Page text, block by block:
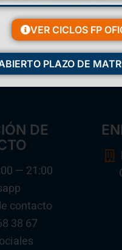
Abierta
tu plaza ahora!
DE
— 21:00
contacto
38 67
VER CICLOS FP
PLAZO DE